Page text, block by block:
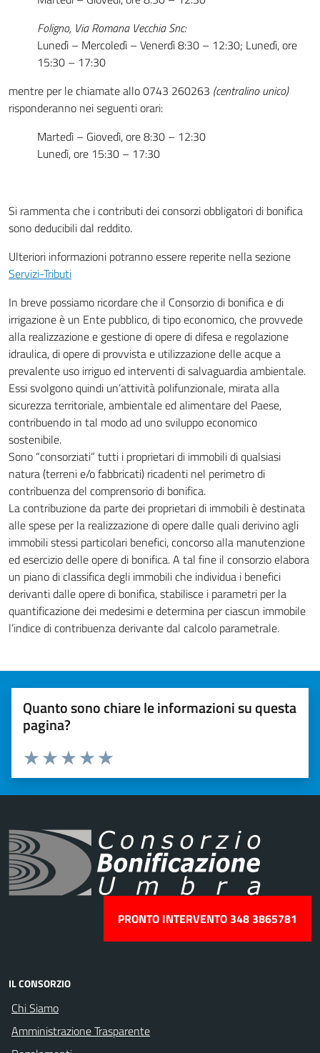
Foligno, Via Romana Vecchia Snc:
Lunedì – Mercoledì – Venerdì 8:30 – 12:30; Lunedì, ore
15:30 – 17:30
mentre per le chiamate allo 0743 260263 (centralino unico)
risponderanno nei seguenti orari:
Martedì – Giovedì, ore 8:30 – 12:30
Lunedì, ore 15:30 – 17:30
Si rammenta che i contributi dei consorzi obbligatori di bonifica
sono deducibili dal reddito.
Ulteriori informazioni potranno essere reperite nella sezione
Servizi-Tributi
In breve possiamo ricordare che il Consorzio di bonifica e di
irrigazione è un Ente pubblico, di tipo economico, che provvede
alla realizzazione e gestione di opere di difesa e regolazione
idraulica, di opere di provvista e utilizzazione delle acque a
prevalente uso irriguo ed interventi di salvaguardia ambientale.
Essi svolgono quindi un’attività polifunzionale, mirata alla
sicurezza territoriale, ambientale ed alimentare del Paese,
contribuendo in tal modo ad uno sviluppo economico
sostenibile.
Sono “consorziati” tutti i proprietari di immobili di qualsiasi
natura (terreni e/o fabbricati) ricadenti nel perimetro di
contribuenza del comprensorio di bonifica.
La contribuzione da parte dei proprietari di immobili è destinata
alle spese per la realizzazione di opere dalle quali derivino agli
immobili stessi particolari benefici, concorso alla manutenzione
ed esercizio delle opere di bonifica. A tal fine il consorzio elabora
un piano di classifica degli immobili che individua i benefici
derivanti dalle opere di bonifica, stabilisce i parametri per la
quantificazione dei medesimi e determina per ciascun immobile
l’indice di contribuenza derivante dal calcolo parametrale.
Quanto sono chiare le informazioni su questa
pagina?
Valuta 5 stelle su 5
Valuta 4 stelle su 5
Valuta 3 stelle su 5
Valuta 2 stelle su 5
Valuta 1 stelle su 5
PRONTO INTERVENTO 348 3865781
IL CONSORZIO
Chi Siamo
Amministrazione Trasparente